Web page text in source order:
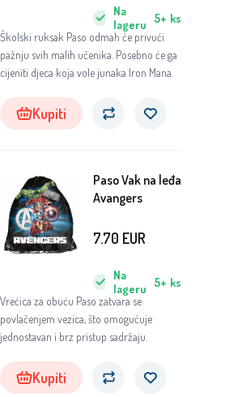
Školski ruksak Paso odmah će privući
pažnju svih malih učenika. Posebno će ga
cijeniti djeca koja vole junaka Iron Mana.
Na
lageru
5+ ks
Kupiti
Paso Vak na leđa
Avangers
Vrećica za obuću Paso zatvara se
povlačenjem vezica, što omogućuje
jednostavan i brz pristup sadržaju.
Na
lageru
5+ ks
7.70 EUR
Kupiti